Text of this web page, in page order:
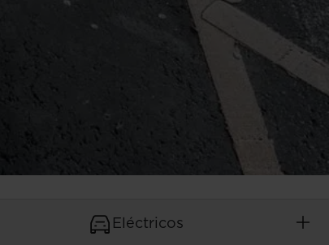
Eléctricos